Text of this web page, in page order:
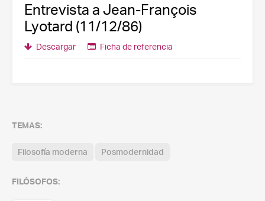
Entrevista a Jean-François
Lyotard (11/12/86)
Descargar Ficha de referencia
TEMAS:
Filosofía moderna Posmodernidad
FILÓSOFOS: